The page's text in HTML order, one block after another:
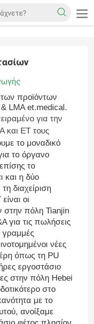
προϊόντων
LMA et.medical.
για την
και ET τους
το μοναδικό
το όργανο
το
και η δύο
διαχείριση
οι
στην πόλη Tianjin
για τις πωλήσεις
γραμμές
νέες
όπως τη PU
εργοστάσιο
στην πόλη Hebei
στο
με το
ανοίξαμε